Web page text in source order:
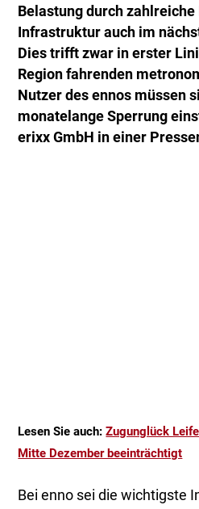
Belastung durch
Infrastruktur auch im
Dies trifft zwar in erster
Region fahrenden
Nutzer des ennos müssen
monatelange Sperrung
erixx GmbH in einer
Lesen Sie auch:Zugunglück
Mitte Dezember beeinträchtigt
Bei enno sei die wichtigste